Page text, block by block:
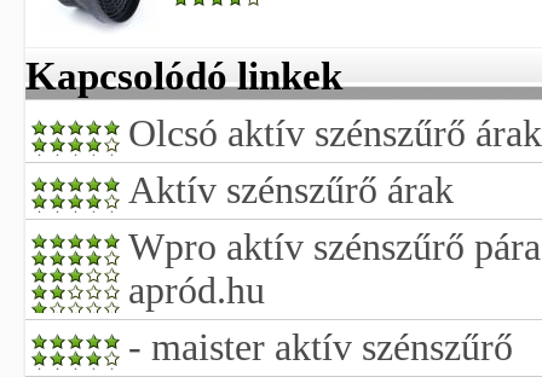
Kapcsolódó linkek
Olcsó aktív szénszűrő árak
Aktív szénszűrő árak
Wpro aktív szénszűrő
apród.hu
- maister aktív szénszűrő